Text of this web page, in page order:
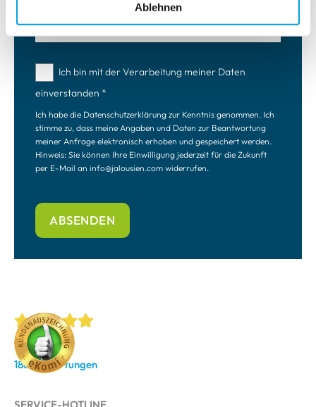
Ablehnen
Ich bin mit der Verarbeitung meiner Daten
einverstanden *
Ich habe die Datenschutzerklärung zur Kenntnis genommen. Ich
stimme zu, dass meine Angaben und Daten zur Beantwortung
meiner Anfrage elektronisch erhoben und gespeichert werden.
Hinweis: Sie können Ihre Einwilligung jederzeit für die Zukunft
per E-Mail an info@jalousien.com widerrufen.
4.9/ 5.0
1861 Bewertungen